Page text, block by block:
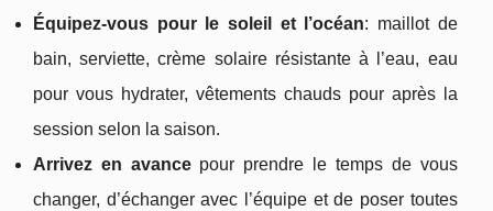
Équipez-vous pour le soleil et l’océan: maillot de
bain, serviette, crème solaire résistante à l’eau, eau
pour vous hydrater, vêtements chauds pour après la
session selon la saison.
Arrivez en avancepour prendre le temps de vous
changer, d’échanger avec l’équipe et de poser toutes